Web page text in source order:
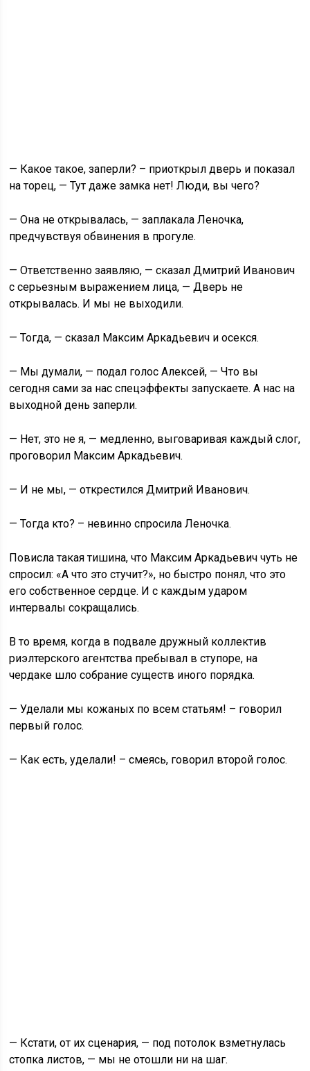
— Какое такое, заперли? – приоткрыл дверь и показал
на торец, — Тут даже замка нет! Люди, вы чего?
— Она не открывалась, — заплакала Леночка,
предчувствуя обвинения в прогуле.
— Ответственно заявляю, — сказал Дмитрий Иванович
с серьезным выражением лица, — Дверь не
открывалась. И мы не выходили.
— Тогда, — сказал Максим Аркадьевич и осекся.
— Мы думали, — подал голос Алексей, — Что вы
сегодня сами за нас спецэффекты запускаете. А нас на
выходной день заперли.
— Нет, это не я, — медленно, выговаривая каждый слог,
проговорил Максим Аркадьевич.
— И не мы, — открестился Дмитрий Иванович.
— Тогда кто? – невинно спросила Леночка.
Повисла такая тишина, что Максим Аркадьевич чуть не
спросил: «А что это стучит?», но быстро понял, что это
его собственное сердце. И с каждым ударом
интервалы сокращались.
В то время, когда в подвале дружный коллектив
риэлтерского агентства пребывал в ступоре, на
чердаке шло собрание существ иного порядка.
— Уделали мы кожаных по всем статьям! – говорил
первый голос.
— Как есть, уделали! – смеясь, говорил второй голос.
— Кстати, от их сценария, — под потолок взметнулась
стопка листов, — мы не отошли ни на шаг.